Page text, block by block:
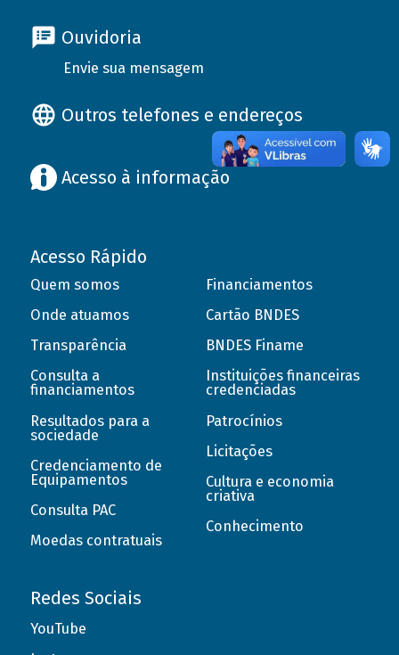
Ouvidoria
Envie sua mensagem
Outros telefones e endereços
Acesso à informação
Acesso Rápido
Quem somos
Onde atuamos
Transparência
Consulta a
financiamentos
Resultados para a
sociedade
Credenciamento de
Equipamentos
Consulta PAC
Moedas contratuais
Financiamentos
Cartão BNDES
BNDES Finame
Instituições financeiras
credenciadas
Patrocínios
Licitações
Cultura e economia
criativa
Conhecimento
Redes Sociais
YouTube